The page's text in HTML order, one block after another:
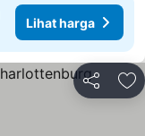
Lihat harga
Bagikan